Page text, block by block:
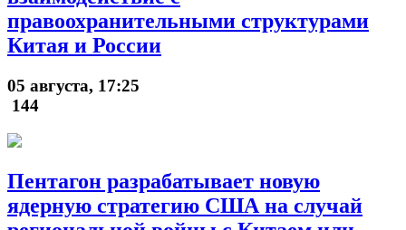
правоохранительными структурами
Китая и России
05 августа, 17:25
144
Пентагон разрабатывает новую
ядерную стратегию США на случай